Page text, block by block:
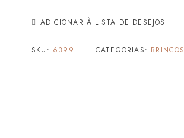
ADICIONAR À LISTA DE DESEJOS
SKU: 6399 CATEGORIAS: BRINCOS